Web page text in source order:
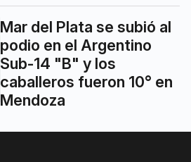
Mar del Plata se subió al
podio en el Argentino
Sub-14 "B" y los
caballeros fueron 10° en
Mendoza